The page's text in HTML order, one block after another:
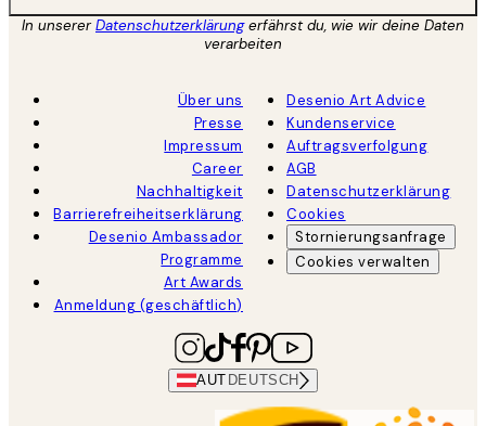
In unsererDatenschutzerklärungerfährst du, wie wir deine Daten
verarbeiten
Über uns
Presse
Impressum
Career
Nachhaltigkeit
Barrierefreiheitserklärung
Desenio Ambassador
Programme
Art Awards
Anmeldung (geschäftlich)
Desenio Art Advice
Kundenservice
Auftragsverfolgung
AGB
Datenschutzerklärung
Cookies
Stornierungsanfrage
Cookies verwalten
AUT DEUTSCH